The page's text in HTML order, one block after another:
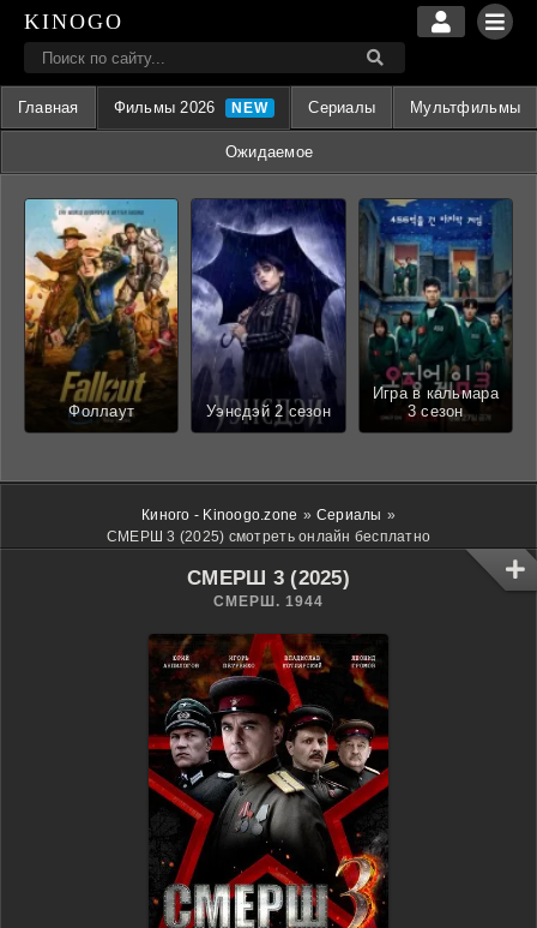
KINOGO
Главная Фильмы 2026 Сериалы Мультфильмы
Ожидаемое
Фоллаут Уэнсдэй 2 сезон
Игра в кальмара
3 сезон
Киного - Kinoogo.zone » Сериалы »
СМЕРШ 3 (2025) смотреть онлайн бесплатно
СМЕРШ 3 (2025)
СМЕРШ. 1944